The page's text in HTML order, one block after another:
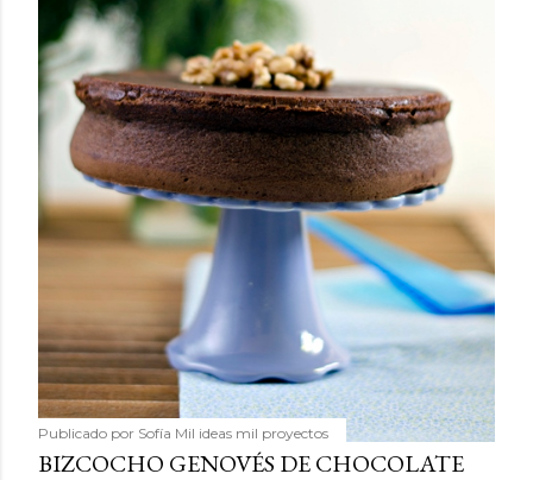
Publicado por Sofía Mil ideas mil proyectos
BIZCOCHO GENOVÉS DE CHOCOLATE